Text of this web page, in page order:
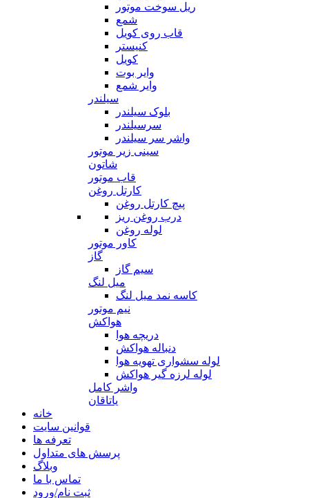
ریل سوخت موتور
شمع
قاب روی کویل
کنیستر
کویل
وایر بوت
وایر شمع
سیلندر
بلوک سیلندر
سرسیلندر
واشر سر سیلندر
سینی زیر موتور
شاتون
قاب موتور
کارتل روغن
پیچ کارتل روغن
درب روغن ریز
لوله روغن
کاور موتور
گاز
سیم گاز
میل لنگ
کاسه نمد میل لنگ
نیم موتور
هواکش
دریچه هوا
دنباله هواکش
لوله سشواری تهویه هوا
لوله لرزه گیر هواکش
واشر کامل
یاتاقان
خانه
قوانین سایت
تعرفه ها
پرسش های متداول
وبلاگ
تماس با ما
ثبت نام/ورود